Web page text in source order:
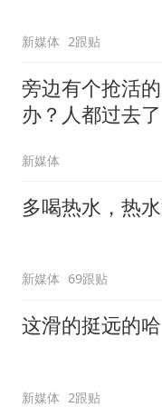
新媒体 2跟贴
旁边有个抢活
办？人都过去了
新媒体
多喝热水，热
新媒体 69跟贴
这滑的挺远的
新媒体 2跟贴